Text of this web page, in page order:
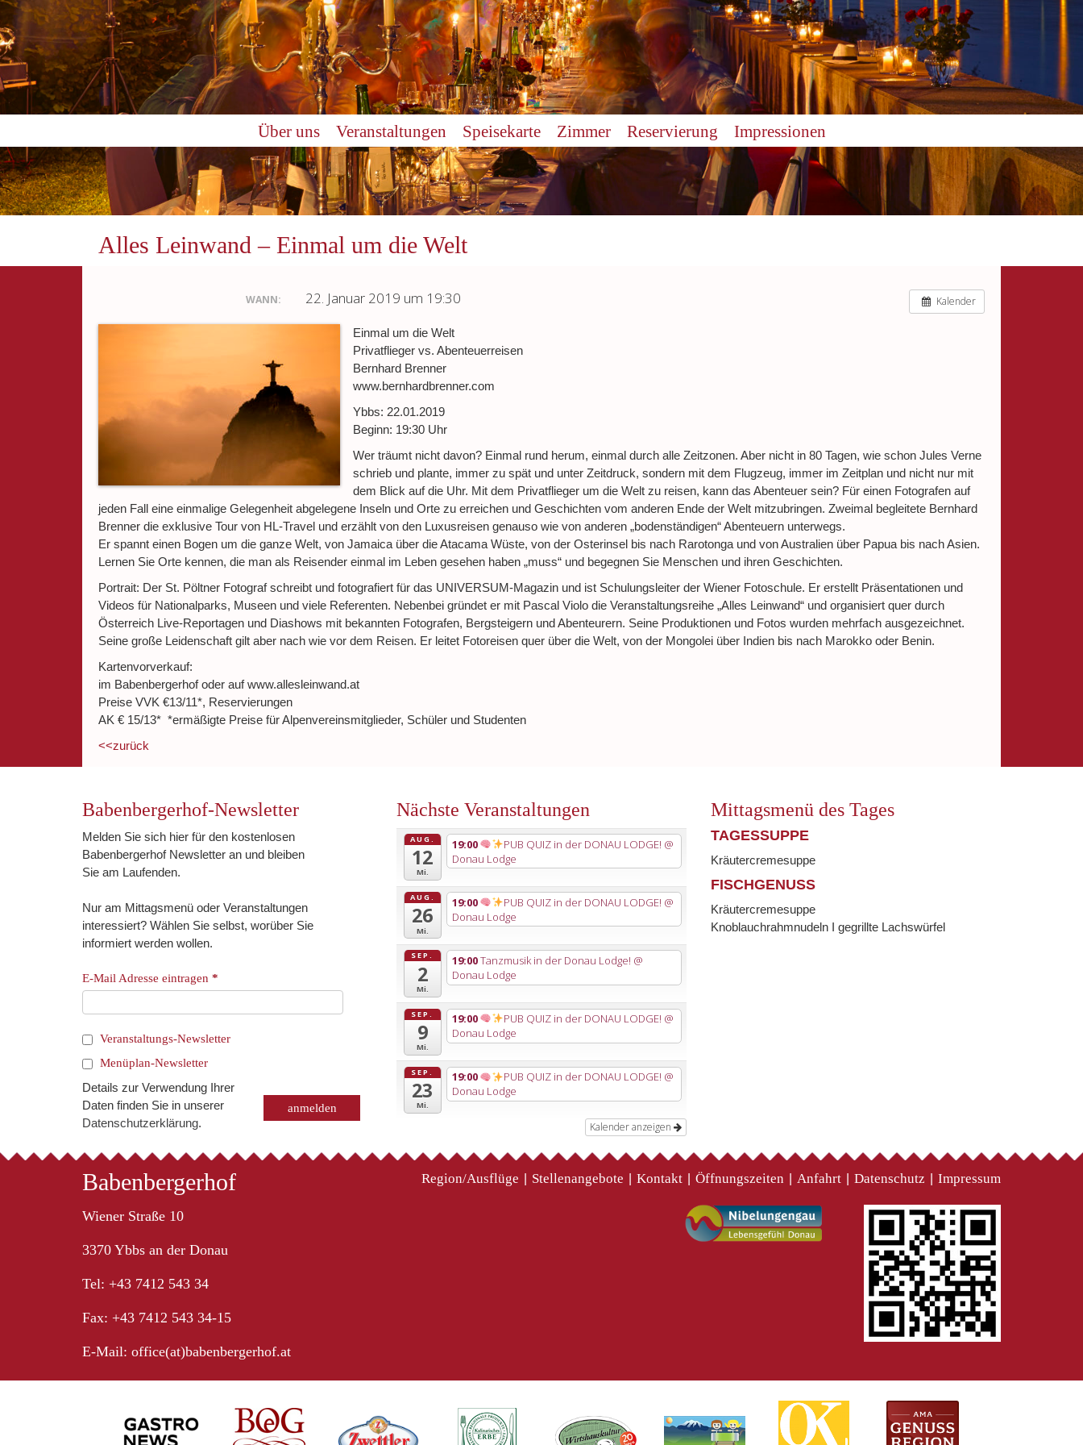
Über uns Veranstaltungen Speisekarte Zimmer Reservierung Impressionen
Alles Leinwand – Einmal um die Welt
Kalender
WANN: 22. Januar 2019 um 19:30
Einmal um die Welt
Privatflieger vs. Abenteuerreisen
Bernhard Brenner
www.bernhardbrenner.com
Ybbs: 22.01.2019
Beginn: 19:30 Uhr
Wer träumt nicht davon? Einmal rund herum, einmal durch alle Zeitzonen. Aber nicht in 80 Tagen, wie schon Jules Verne
schrieb und plante, immer zu spät und unter Zeitdruck, sondern mit dem Flugzeug, immer im Zeitplan und nicht nur mit
dem Blick auf die Uhr. Mit dem Privatflieger um die Welt zu reisen, kann das Abenteuer sein? Für einen Fotografen auf
jeden Fall eine einmalige Gelegenheit abgelegene Inseln und Orte zu erreichen und Geschichten vom anderen Ende der Welt mitzubringen. Zweimal begleitete Bernhard
Brenner die exklusive Tour von HL-Travel und erzählt von den Luxusreisen genauso wie von anderen „bodenständigen“ Abenteuern unterwegs.
Er spannt einen Bogen um die ganze Welt, von Jamaica über die Atacama Wüste, von der Osterinsel bis nach Rarotonga und von Australien über Papua bis nach Asien.
Lernen Sie Orte kennen, die man als Reisender einmal im Leben gesehen haben „muss“ und begegnen Sie Menschen und ihren Geschichten.
Portrait: Der St. Pöltner Fotograf schreibt und fotografiert für das UNIVERSUM-Magazin und ist Schulungsleiter der Wiener Fotoschule. Er erstellt Präsentationen und
Videos für Nationalparks, Museen und viele Referenten. Nebenbei gründet er mit Pascal Violo die Veranstaltungsreihe „Alles Leinwand“ und organisiert quer durch
Österreich Live-Reportagen und Diashows mit bekannten Fotografen, Bergsteigern und Abenteurern. Seine Produktionen und Fotos wurden mehrfach ausgezeichnet.
Seine große Leidenschaft gilt aber nach wie vor dem Reisen. Er leitet Fotoreisen quer über die Welt, von der Mongolei über Indien bis nach Marokko oder Benin.
Kartenvorverkauf:
im Babenbergerhof oder auf www.allesleinwand.at
Preise VVK €13/11*, Reservierungen
AK € 15/13* *ermäßigte Preise für Alpenvereinsmitglieder, Schüler und Studenten
<<zurück
Babenbergerhof-Newsletter
Melden Sie sich hier für den kostenlosen
Babenbergerhof Newsletter an und bleiben
Sie am Laufenden.
Nur am Mittagsmenü oder Veranstaltungen
interessiert? Wählen Sie selbst, worüber Sie
informiert werden wollen.
E-Mail Adresse eintragen *
Veranstaltungs-Newsletter
Menüplan-Newsletter
Details zur Verwendung Ihrer
Daten finden Sie in unserer
Datenschutzerklärung.
Nächste Veranstaltungen
AUG.
12
Mi.
19:00 PUB QUIZ in der DONAU LODGE! @
Donau Lodge
AUG.
26
Mi.
19:00 PUB QUIZ in der DONAU LODGE! @
Donau Lodge
SEP.
2
Mi.
19:00Tanzmusik in der Donau Lodge! @
Donau Lodge
SEP.
9
Mi.
19:00 PUB QUIZ in der DONAU LODGE! @
Donau Lodge
SEP.
23
Mi.
19:00 PUB QUIZ in der DONAU LODGE! @
Donau Lodge
Kalender anzeigen
Mittagsmenü des Tages
TAGESSUPPE
Kräutercremesuppe
FISCHGENUSS
Kräutercremesuppe
Knoblauchrahmnudeln I gegrillte Lachswürfel
Babenbergerhof
Wiener Straße 10
3370 Ybbs an der Donau
Tel: +43 7412 543 34
Fax: +43 7412 543 34-15
E-Mail: office(at)babenbergerhof.at
Region/Ausflüge Stellenangebote Kontakt Öffnungszeiten Anfahrt Datenschutz Impressum